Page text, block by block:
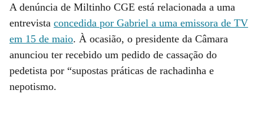
A denúncia de Miltinho CGE está relacionada a uma
entrevista concedida por Gabriel a uma emissora de TV
em 15 de maio. À ocasião, o presidente da Câmara
anunciou ter recebido um pedido de cassação do
pedetista por “supostas práticas de rachadinha e
nepotismo.